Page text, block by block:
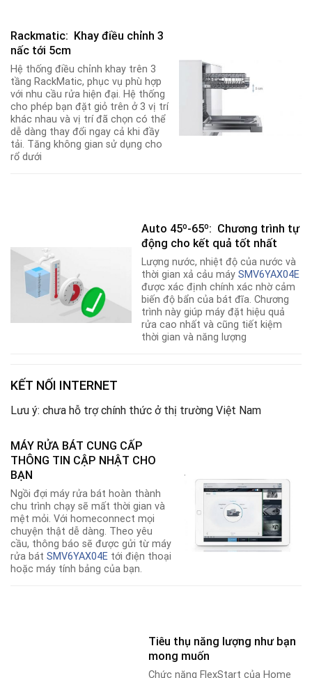
Rackmatic: Khay điều chỉnh 3
nấc tới 5cm
Hệ thống điều chỉnh khay trên 3
tầng RackMatic, phục vụ phù hợp
với nhu cầu rửa hiện đại. Hệ thống
cho phép bạn đặt giỏ trên ở 3 vị trí
khác nhau và vị trí đã chọn có thể
dễ dàng thay đổi ngay cả khi đầy
tải. Tăng không gian sử dụng cho
rổ dưới
Auto 45º-65º: Chương trình tự
động cho kết quả tốt nhất
Lượng nước, nhiệt độ của nước và
thời gian xả cảu máySMV6YAX04E
được xác định chính xác nhờ cảm
biến độ bẩn của bát đĩa. Chương
trình này giúp máy đặt hiệu quả
rửa cao nhất và cũng tiết kiệm
thời gian và năng lượng
KẾT NỐI INTERNET
Lưu ý: chưa hỗ trợ chính thức ở thị trường Việt Nam
MÁY RỬA BÁT CUNG CẤP
THÔNG TIN CẬP NHẬT CHO
BẠN
Ngồi đợi máy rửa bát hoàn thành
chu trình chạy sẽ mất thời gian và
mệt mỏi. Với homeconnect mọi
chuyện thật dễ dàng. Theo yêu
cầu, thông báo sẽ được gửi từ máy
rửa bát SMV6YAX04E tới điện thoại
hoặc máy tính bảng của bạn.
.
Tiêu thụ năng lượng như bạn
mong muốn
Chức năng FlexStart của Home